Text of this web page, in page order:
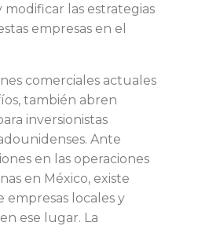
las estrategias
empresas en el
comerciales actuales
también abren
inversionistas
Ante
en las operaciones
en México, existe
empresas locales y
ese lugar. La